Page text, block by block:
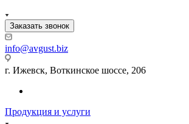
Заказать звонок
info@avgust.biz
г. Ижевск, Воткинское шоссе, 206
Продукция и услуги